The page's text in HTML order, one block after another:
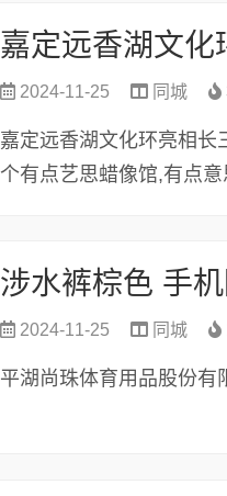
嘉定远香湖文化
2024-11-25 同城
嘉定远香湖文化环亮相长
个有点艺思蜡像馆,有点
涉水裤棕色 手
2024-11-25 同城
平湖尚珠体育用品股份有